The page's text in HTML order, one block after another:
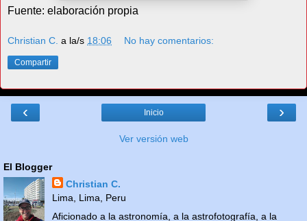
Fuente: elaboración propia
Christian C. a la/s 18:06 No hay comentarios:
Compartir
‹ ›
Inicio
Ver versión web
El Blogger
Christian C.
Lima, Lima, Peru
Aficionado a la astronomía, a la astrofotografía, a la